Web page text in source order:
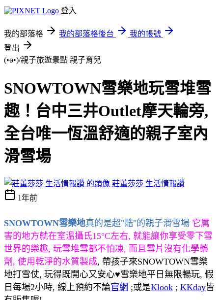
登入
我的部落格 我的部落格後台
我的帳號
登出
(•ө•)/親子旅遊景點 親子育兒
SNOWTOWN雪樂地玩雪堆雪
趣！台中三井Outlet摩天輪旁,
全台唯一恆溫舒適的親子室內
滑雪場
莊董莎莎 生活情報讚
1年前
SNOWTOWN雪樂地真的是超"酷"的親子滑雪場 它厲
害的地方就在室溫攝氏15°C左右, 就能讓你享受零下雪
世界的樂趣, 玩雪堆雪都不怕凍, 而且雪片沒有化學藥
劑, 使用乾淨的水質製成, 帶孩子來SNOWTOWN雪樂
地打雪仗, 玩得既開心又安心♥雪樂地平日無限暢玩, 假
日每場2小時, 線上預約不論官網 ;或是Klook ; KKday皆